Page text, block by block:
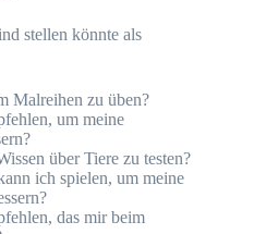
stellen könnte als
Malreihen zu üben?
um meine
über Tiere zu testen?
ich spielen, um meine
das mir beim